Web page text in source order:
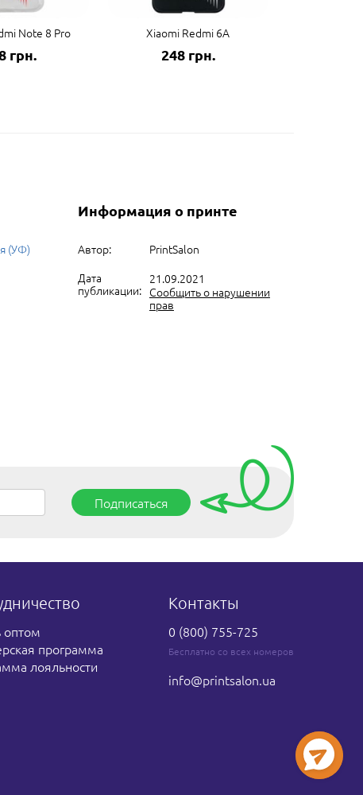
Note 8 Pro
грн.
Xiaomi Redmi 6A
248 грн.
(УФ)
Информация о принте
Автор:
PrintSalon
Дата
публикации:
21.09.2021
Сообщить о нарушении
прав
Подписаться
Контакты
0 (800) 755-725
Бесплатно со всех номеров
info@printsalon.ua
оптом
программа
лояльности